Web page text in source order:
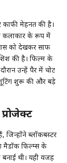
मेहनत की है।
कलाकार के रूप में
को देखकर साफ
की है। फिल्म के
उन्हें पैर में चोट
शूटिंग शुरू की और बड़े
जिन्होंने ब्लॉकबस्टर
मैडॉक फिल्म्स के
थी। यही वजह